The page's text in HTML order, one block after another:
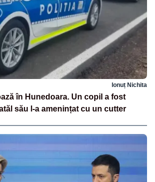
Ionuț Nichita
în Hunedoara. Un copil a fost
său l-a amenințat cu un cutter